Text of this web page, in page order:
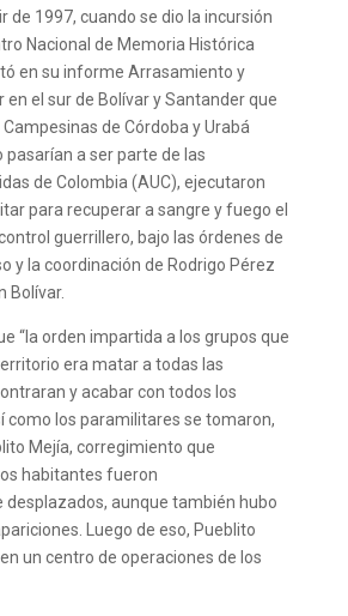
de 1997, cuando se dio la incursión
Nacional de Memoria Histórica
en su informe Arrasamiento y
el sur de Bolívar y Santander que
de Córdoba y Urabá
pasarían a ser parte de las
de Colombia (AUC), ejecutaron
para recuperar a sangre y fuego el
guerrillero, bajo las órdenes de
y la coordinación de Rodrigo Pérez
Bolívar.
“la orden impartida a los grupos que
era matar a todas las
y acabar con todos los
como los paramilitares se tomaron,
Mejía, corregimiento que
habitantes fueron
aunque también hubo
Luego de eso, Pueblito
un centro de operaciones de los